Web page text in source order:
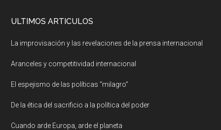
ULTIMOS ARTICULOS
La improvisación y las revelaciones de la prensa internacional
Aranceles y competitividad internacional
El espejismo de las políticas “milagro”
De la ética del sacrificio a la política del poder
Cuando arde Europa, arde el planeta